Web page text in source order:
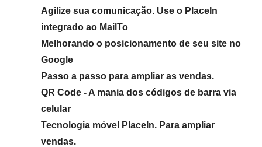
Agilize sua comunicação. Use o PlaceIn
integrado ao MailTo
Melhorando o posicionamento de seu site no
Google
Passo a passo para ampliar as vendas.
QR Code - A mania dos códigos de barra via
celular
Tecnologia móvel PlaceIn. Para ampliar
vendas.